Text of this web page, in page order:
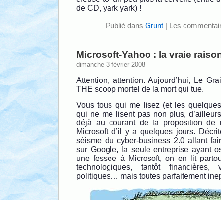
de CD, yark yark) !
Publié dans Grunt| Les
Microsoft-Yahoo : la vraie
dimanche 3 février 2008
Attention, attention. Aujourd’hui, Le
THE scoop mortel de la mort qui tue.
Vous tous qui me lisez (et les
qui ne me lisent pas non plus,
déjà au courant de la proposition de
Microsoft d’il y a quelques jours.
séisme du cyber-business 2.0 allant
sur Google, la seule entreprise ayant
une fessée à Microsoft, on en lit
technologiques, tantôt financières,
politiques… mais toutes parfaitement